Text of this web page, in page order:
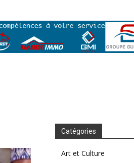
Catégories
Art et Culture